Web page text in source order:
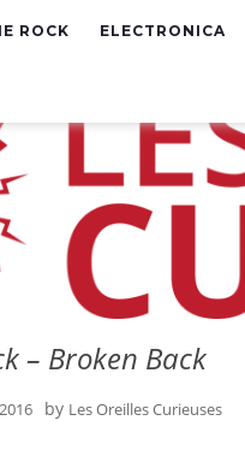
ROCK ELECTRONICA
– Broken Back
by Les Oreilles Curieuses